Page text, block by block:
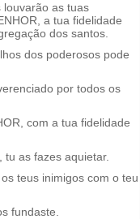
louvarão as tuas
a tua fidelidade
dos santos.
dos poderosos pode
por todos os
com a tua fidelidade
as fazes aquietar.
teus inimigos com o teu
fundaste.